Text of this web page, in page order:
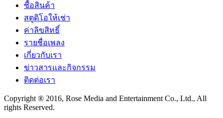
ซื้อสินค้า
สตูดิโอให้เช่า
ค่าลิขสิทธิ์
รายชื่อเพลง
เกี่ยวกับเรา
ข่าวสารและกิจกรรม
ติดต่อเรา
Copyright ® 2016, Rose Media and Entertainment Co., Ltd., All
rights Reserved.